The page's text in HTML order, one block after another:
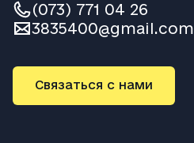
(073) 771 04 26
3835400@gmail.com
Связаться с нами